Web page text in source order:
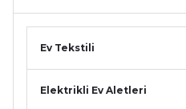
Ev Tekstili
Elektrikli Ev Aletleri